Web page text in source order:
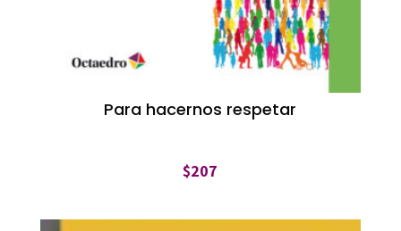
Para hacernos respetar
$207